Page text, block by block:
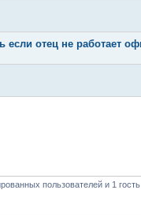
если отец не работает
пользователей и 1 гость